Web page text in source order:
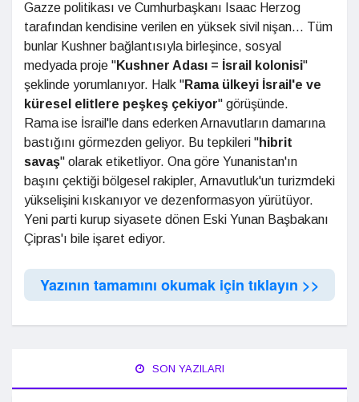
Gazze politikası ve Cumhurbaşkanı Isaac Herzog
tarafından kendisine verilen en yüksek sivil nişan... Tüm
bunlar Kushner bağlantısıyla birleşince, sosyal
medyada proje "Kushner Adası = İsrail kolonisi"
şeklinde yorumlanıyor. Halk "Rama ülkeyi İsrail'e ve
küresel elitlere peşkeş çekiyor" görüşünde.
Rama ise İsrail'le dans ederken Arnavutların damarına
bastığını görmezden geliyor. Bu tepkileri "hibrit
savaş" olarak etiketliyor. Ona göre Yunanistan'ın
başını çektiği bölgesel rakipler, Arnavutluk'un turizmdeki
yükselişini kıskanıyor ve dezenformasyon yürütüyor.
Yeni parti kurup siyasete dönen Eski Yunan Başbakanı
Çipras'ı bile işaret ediyor.
Yazının tamamını okumak için tıklayın >>
SON YAZILARI